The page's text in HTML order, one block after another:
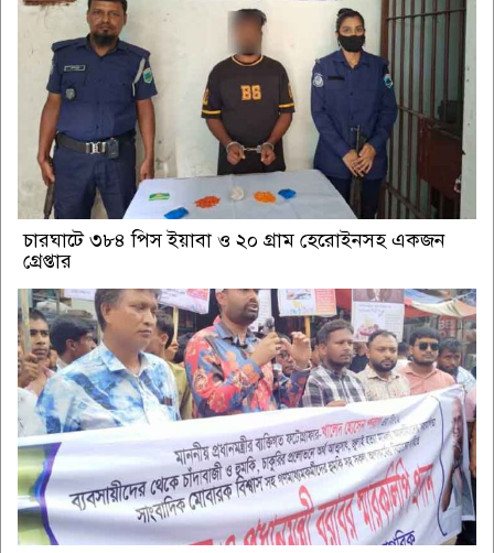
চারঘাটে ৩৮৪ পিস ইয়াবা ও ২০ গ্রাম হেরোইনসহ একজন
গ্রেপ্তার